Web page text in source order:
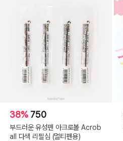
38% 750
부드러운 유성펜 아크로볼 Acrob
all 다색 리필심 (멀티펜용)